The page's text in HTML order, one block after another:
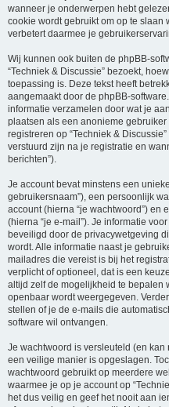
wanneer je onderwerpen hebt
cookie wordt gebruikt om op te
verbetert daarmee je
Wij kunnen ook buiten de phpBB-
“Techniek & Discussie” bezoekt,
toepassing is. Deze tekst heeft
aangemaakt door de phpBB-
informatie verzamelen door wat je
plaatsen als een anonieme gebruiker
registreren op “Techniek &
verstuurd zijn na je registratie en
berichten”).
Je account bevat minstens een
gebruikersnaam”), een persoonlijk
account (hierna “je wachtwoord”)
(hierna “je e-mail”). Je informatie
beveiligd door de privacywetgeving
wordt. Alle informatie naast je
mailadres die vereist is bij het
verplicht of optioneel, dat is een
altijd zelf de mogelijkheid te bepalen
openbaar wordt weergegeven.
stellen of je de e-mails die
software wil ontvangen.
Je wachtwoord is versleuteld (en
een veilige manier is opgeslagen.
wachtwoord gebruikt op meerdere
waarmee je op je account op
het dus veilig en geef het nooit aan